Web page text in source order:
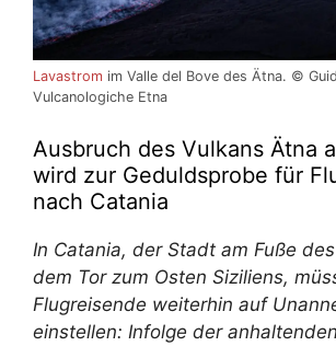
Lavastrom im Valle del Bove des Ätna. ©
Vulcanologiche Etna
Ausbruch des Vulkans Ätna
wird zur Geduldsprobe für
nach Catania
In Catania, der Stadt am Fuße
dem Tor zum Osten Siziliens,
Flugreisende weiterhin auf
einstellen: Infolge der